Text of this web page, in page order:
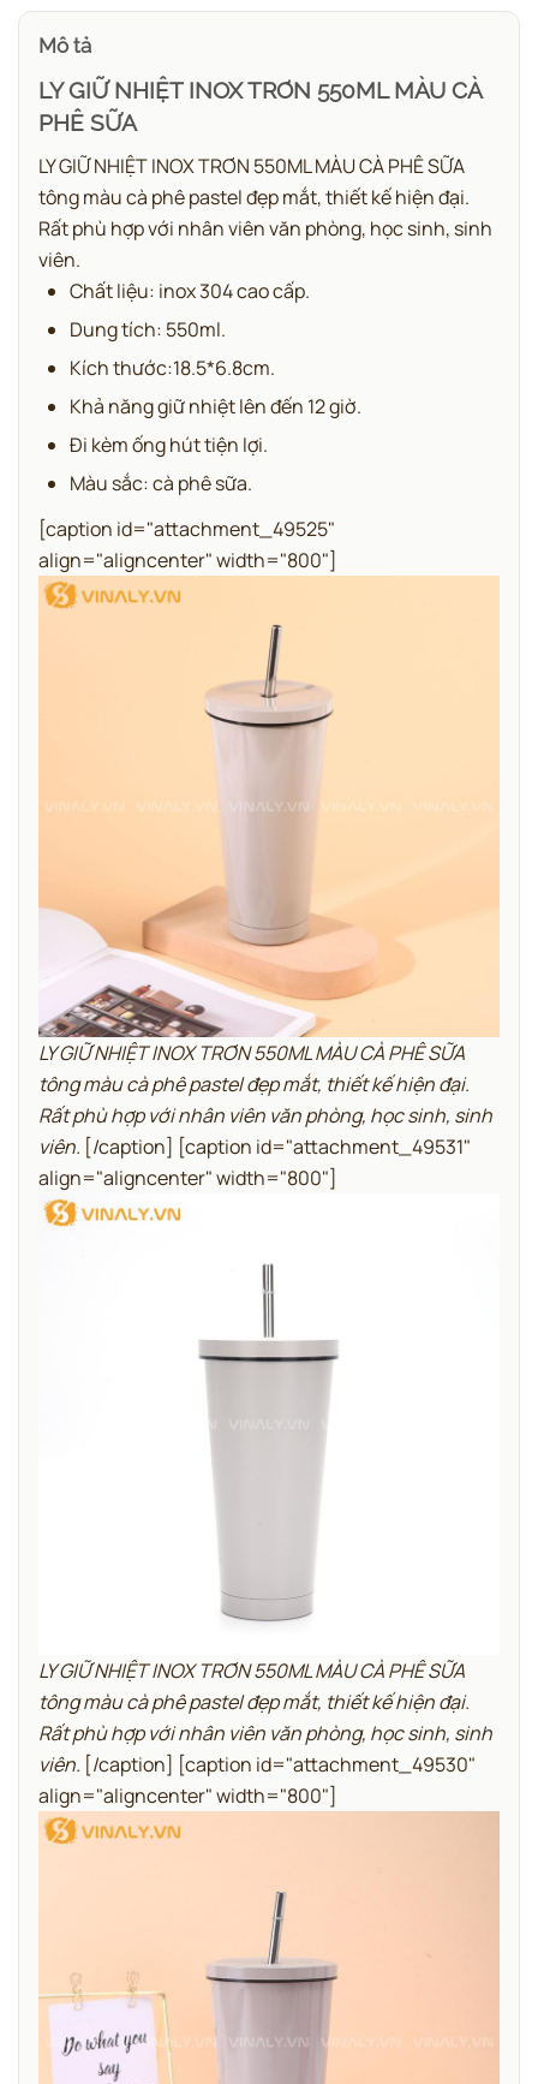
Mô tả
LY GIỮ NHIỆT INOX TRƠN 550ML MÀU CÀ
PHÊ SỮA
LY GIỮ NHIỆT INOX TRƠN 550ML MÀU CÀ PHÊ SỮA
tông màu cà phê pastel đẹp mắt, thiết kế hiện đại.
Rất phù hợp với nhân viên văn phòng, học sinh, sinh
viên.
Chất liệu: inox 304 cao cấp.
Dung tích: 550ml.
Kích thước:18.5*6.8cm.
Khả năng giữ nhiệt lên đến 12 giờ.
Đi kèm ống hút tiện lợi.
Màu sắc: cà phê sữa.
[caption id="attachment_49525"
align="aligncenter" width="800"]
LY GIỮ NHIỆT INOX TRƠN 550ML MÀU CÀ PHÊ SỮA
tông màu cà phê pastel đẹp mắt, thiết kế hiện đại.
Rất phù hợp với nhân viên văn phòng, học sinh, sinh
viên. [/caption] [caption id="attachment_49531"
align="aligncenter" width="800"]
LY GIỮ NHIỆT INOX TRƠN 550ML MÀU CÀ PHÊ SỮA
tông màu cà phê pastel đẹp mắt, thiết kế hiện đại.
Rất phù hợp với nhân viên văn phòng, học sinh, sinh
viên. [/caption] [caption id="attachment_49530"
align="aligncenter" width="800"]